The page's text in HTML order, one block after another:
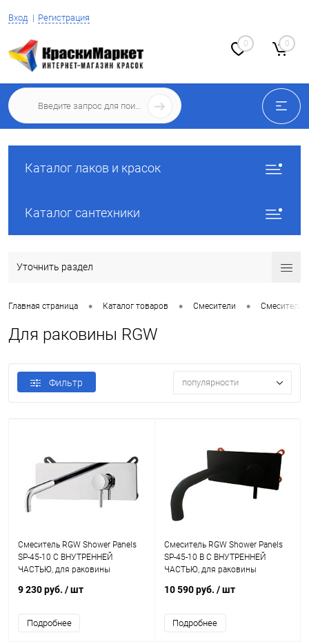
Вход Регистрация
0 0
Каталог лаков и красок
Каталог сантехники
Уточнить раздел
Главная страница • Каталог товаров • Смесители • Смесители
Для раковины RGW
Фильтр популярности
Смеситель RGW Shower Panels
SP-45-10 С ВНУТРЕННЕЙ
ЧАСТЬЮ, для раковины
9 230 руб. / шт
Подробнее
Смеситель RGW Shower Panels
SP-45-10 B С ВНУТРЕННЕЙ
ЧАСТЬЮ, для раковины
10 590 руб. / шт
Подробнее